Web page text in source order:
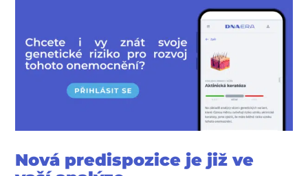
Nová predispozice je již ve